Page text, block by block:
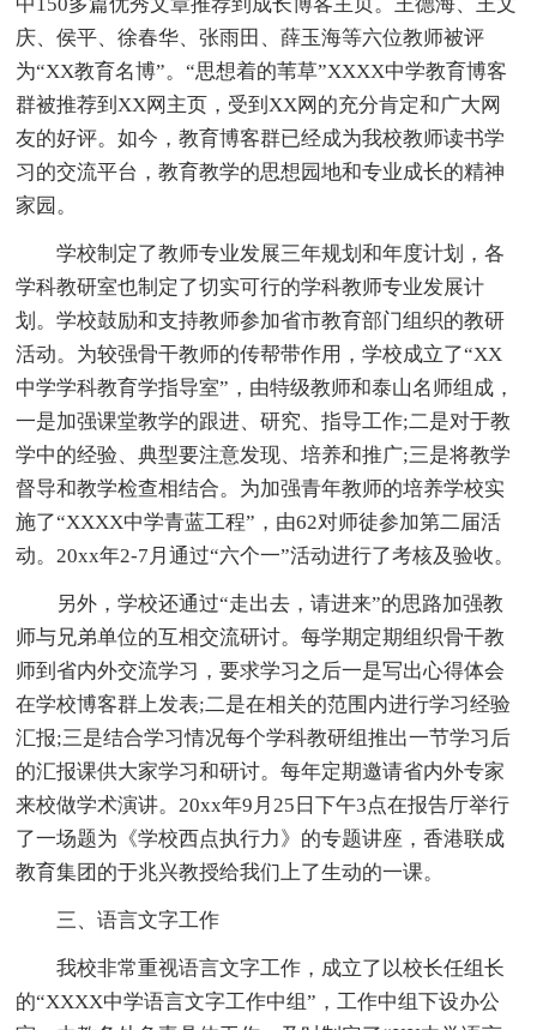
庆、侯平、徐春华、张雨田、薛玉海等六位教师被评
为“XX教育名博”。“思想着的苇草”XXXX中学教育博客
群被推荐到XX网主页，受到XX网的充分肯定和广大网
友的好评。如今，教育博客群已经成为我校教师读书学
习的交流平台，教育教学的思想园地和专业成长的精神
家园。
学校制定了教师专业发展三年规划和年度计划，各
学科教研室也制定了切实可行的学科教师专业发展计
划。学校鼓励和支持教师参加省市教育部门组织的教研
活动。为较强骨干教师的传帮带作用，学校成立了“XX
中学学科教育学指导室”，由特级教师和泰山名师组成，
一是加强课堂教学的跟进、研究、指导工作;二是对于教
学中的经验、典型要注意发现、培养和推广;三是将教学
督导和教学检查相结合。为加强青年教师的培养学校实
施了“XXXX中学青蓝工程”，由62对师徒参加第二届活
动。20xx年2-7月通过“六个一”活动进行了考核及验收。
另外，学校还通过“走出去，请进来”的思路加强教
师与兄弟单位的互相交流研讨。每学期定期组织骨干教
师到省内外交流学习，要求学习之后一是写出心得体会
在学校博客群上发表;二是在相关的范围内进行学习经验
汇报;三是结合学习情况每个学科教研组推出一节学习后
的汇报课供大家学习和研讨。每年定期邀请省内外专家
来校做学术演讲。20xx年9月25日下午3点在报告厅举行
了一场题为《学校西点执行力》的专题讲座，香港联成
教育集团的于兆兴教授给我们上了生动的一课。
三、语言文字工作
我校非常重视语言文字工作，成立了以校长任组长
的“XXXX中学语言文字工作中组”，工作中组下设办公